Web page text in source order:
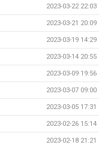
2023-03-22 22:03
2023-03-21 20:09
2023-03-19 14:29
2023-03-14 20:55
2023-03-09 19:56
2023-03-07 09:00
2023-03-05 17:31
2023-02-26 15:14
2023-02-18 21:21